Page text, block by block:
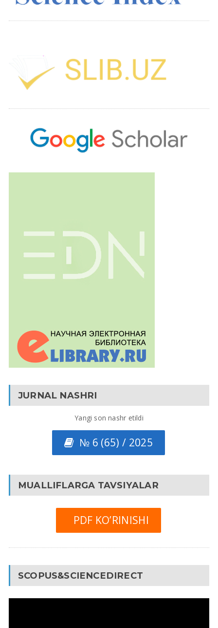
JURNAL NASHRI
Yangi son nashr etildi
№ 6 (65) / 2025
MUALLIFLARGA TAVSIYALAR
PDF KO’RINISHI
SCOPUS&SCIENCEDIRECT